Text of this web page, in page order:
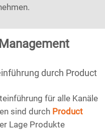
durch Product
für alle Kanäle
sind durch Product
Lage Produkte